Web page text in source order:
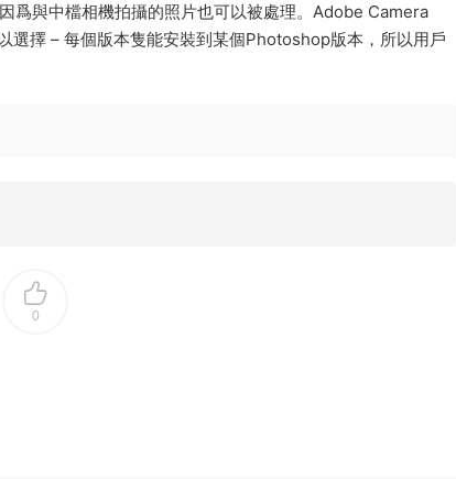
爲與中檔相機拍攝的照片也可以被處理。Adobe Camera
擇 – 每個版本隻能安裝到某個Photoshop版本，所以用戶
0